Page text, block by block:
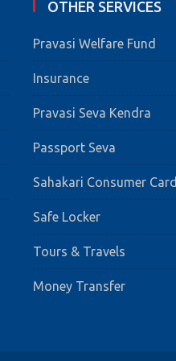
OTHER SERVICES
Pravasi Welfare Fund
Insurance
Pravasi Seva Kendra
Passport Seva
Sahakari Consumer Card
Safe Locker
Tours & Travels
Money Transfer